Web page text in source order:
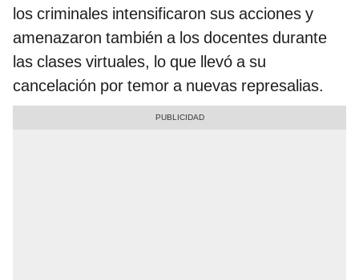
los criminales intensificaron sus acciones y
amenazaron también a los docentes durante
las clases virtuales, lo que llevó a su
cancelación por temor a nuevas represalias.